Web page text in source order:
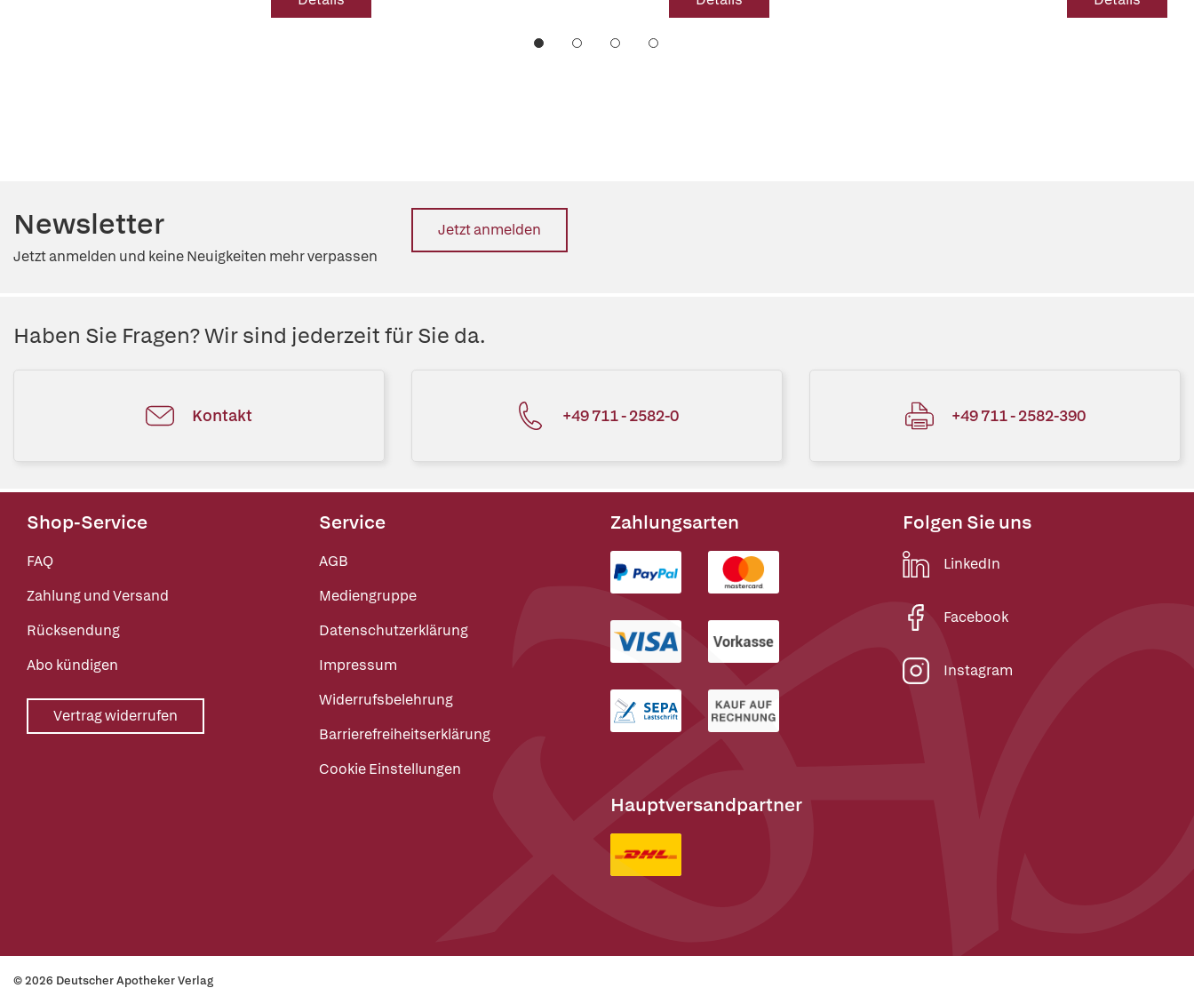
Newsletter
Jetzt anmelden und keine Neuigkeiten mehr verpassen
Jetzt anmelden
Haben Sie Fragen? Wir sind jederzeit für Sie da.
Kontakt +49 711 - 2582-0 +49 711 - 2582-390
Shop-Service
FAQ
Zahlung und Versand
Rücksendung
Abo kündigen
Vertrag widerrufen
Service
AGB
Mediengruppe
Datenschutzerklärung
Impressum
Widerrufsbelehrung
Barrierefreiheitserklärung
Cookie Einstellungen
Zahlungsarten
Hauptversandpartner
Folgen Sie uns
LinkedIn
Facebook
Instagram
© 2026 Deutscher Apotheker Verlag